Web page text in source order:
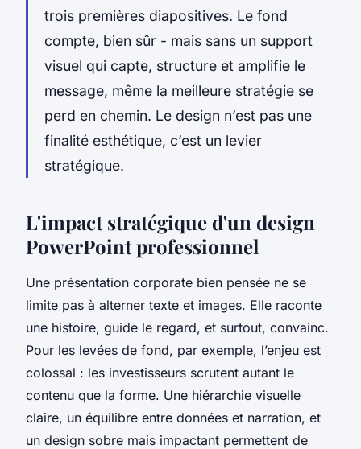
trois premières diapositives. Le fond
compte, bien sûr - mais sans un support
visuel qui capte, structure et amplifie le
message, même la meilleure stratégie se
perd en chemin. Le design n’est pas une
finalité esthétique, c’est un levier
stratégique.
L'impact stratégique d'un design
PowerPoint professionnel
Une présentation corporate bien pensée ne se
limite pas à alterner texte et images. Elle raconte
une histoire, guide le regard, et surtout, convainc.
Pour les levées de fond, par exemple, l’enjeu est
colossal : les investisseurs scrutent autant le
contenu que la forme. Une hiérarchie visuelle
claire, un équilibre entre données et narration, et
un design sobre mais impactant permettent de